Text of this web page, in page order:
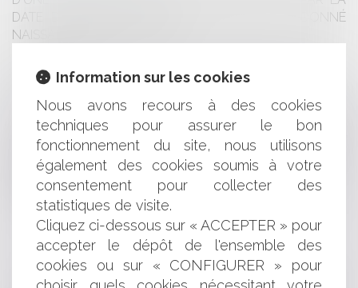
DATE D'EXIGIBILITÉ DE L'OBLIGATION QUI A DONNÉ
NAISSANCE À LA CRÉANCE
POUR POURSUIVRE LA MISE EN ŒUVRE LOCALE DU «
PLAN EAU »
FONCTION PUBLIQUE TERRITORIALE : LA VOLONTÉ
DE FAIRE EXÉCUTER À UN AGENT LES OBLIGATIONS
DÉCOULANT DE SA FICHE DE POSTE N’EST
(HEUREUSEMENT !) PAS CONSTITUTIVE D’UNE
SITUATION DE HARCÈLEMENT MORAL À SON
ENCONTRE
VIDÉO : PEUT-ON CONDUIRE EN AYANT PRIS DU CBD
Publié le :17/07/2024
NOUVEAU DROIT DE PRÉEMPTION POUR
Information sur les cookies
Nous avons recours à des cookies
techniques pour assurer le bon
fonctionnement du site, nous utilisons
également des cookies soumis à votre
consentement pour collecter des
statistiques de visite.
Cliquez ci-dessous sur « ACCEPTER » pour
accepter le dépôt de l'ensemble des
cookies ou sur « CONFIGURER » pour